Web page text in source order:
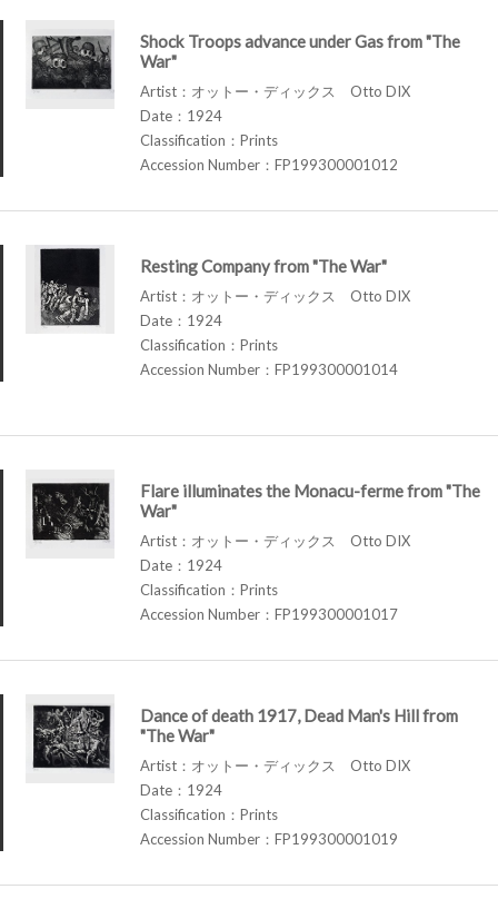
Shock Troops advance under Gas from "The
War"
Artist：オットー・ディックス Otto DIX
Date：1924
Classification：Prints
Accession Number：FP199300001012
Resting Company from "The War"
Artist：オットー・ディックス Otto DIX
Date：1924
Classification：Prints
Accession Number：FP199300001014
Flare illuminates the Monacu-ferme from "The
War"
Artist：オットー・ディックス Otto DIX
Date：1924
Classification：Prints
Accession Number：FP199300001017
Dance of death 1917, Dead Man's Hill from
"The War"
Artist：オットー・ディックス Otto DIX
Date：1924
Classification：Prints
Accession Number：FP199300001019